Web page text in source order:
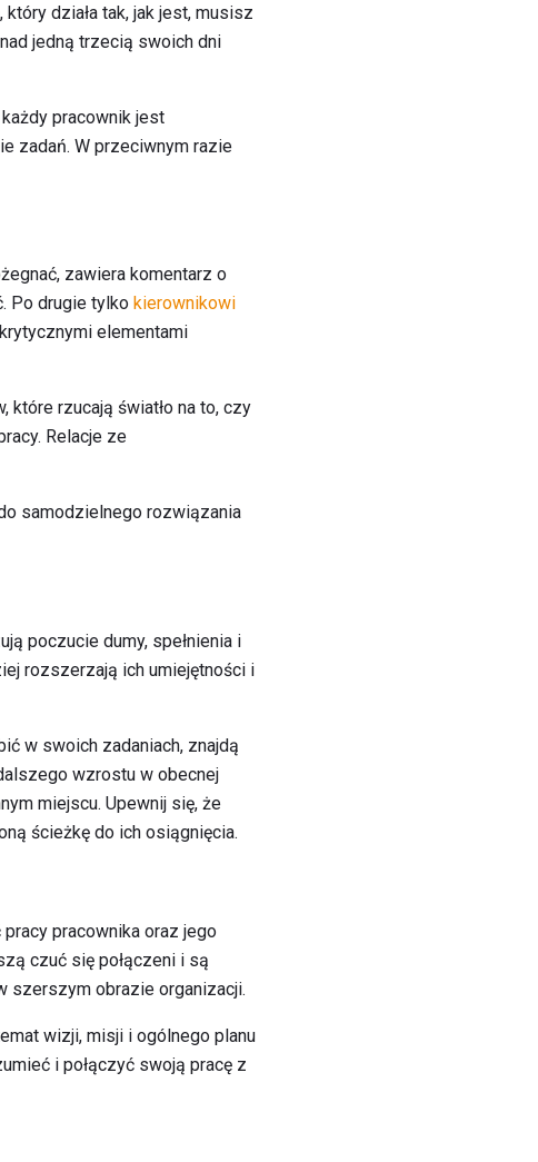
działa tak, jak jest, musisz
jedną trzecią swoich dni
pracownik jest
zadań. W przeciwnym razie
zawiera komentarz o
Po drugie tylko kierownikowi
elementami
które rzucają światło na to, czy
Relacje ze
samodzielnego rozwiązania
poczucie dumy, spełnienia i
rozszerzają ich umiejętności i
w swoich zadaniach, znajdą
wzrostu w obecnej
miejscu. Upewnij się, że
ścieżkę do ich osiągnięcia.
pracownika oraz jego
czuć się połączeni i są
szerszym obrazie organizacji.
wizji, misji i ogólnego planu
i połączyć swoją pracę z